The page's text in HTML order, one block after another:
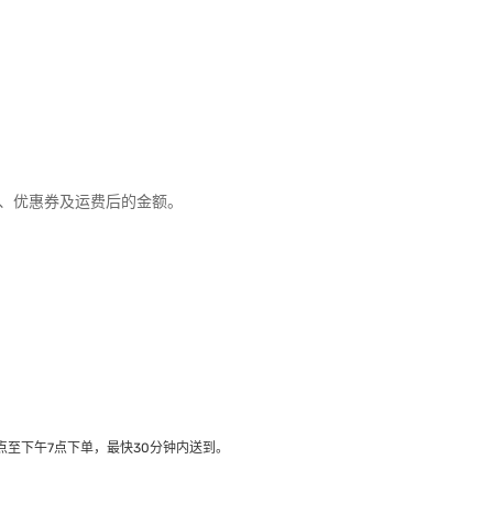
惠券及运费后的金额。
下午7点下单，最快30分钟内送到​。